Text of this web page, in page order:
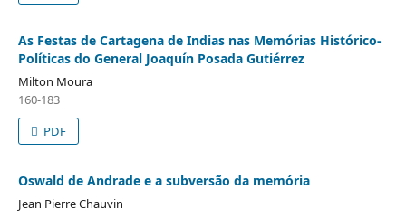
As Festas de Cartagena de Indias nas Memórias Histórico-
Políticas do General Joaquín Posada Gutiérrez
Milton Moura
160-183
PDF
Oswald de Andrade e a subversão da memória
Jean Pierre Chauvin